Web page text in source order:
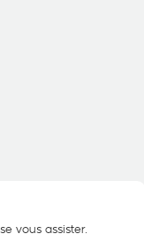
vous assister.